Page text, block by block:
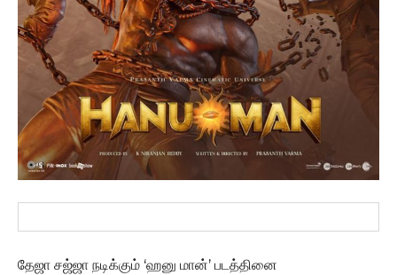
தேஜா சஜ்ஜா நடிக்கும் ‘ஹனு மான்’ படத்தினை